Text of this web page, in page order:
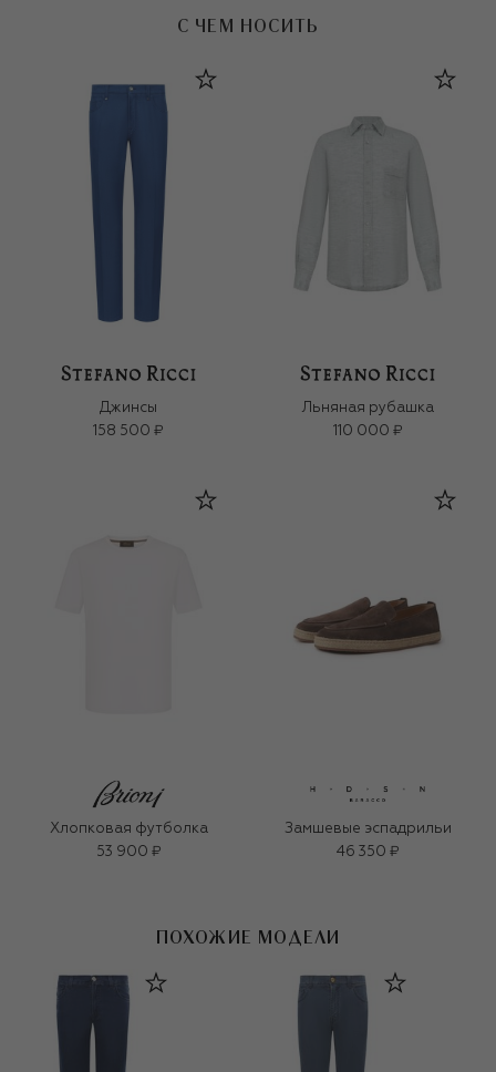
С ЧЕМ НОСИТЬ
Джинсы
158 500 ₽
Льняная рубашка
110 000 ₽
Хлопковая футболка
53 900 ₽
Замшевые эспадрильи
46 350 ₽
ПОХОЖИЕ МОДЕЛИ